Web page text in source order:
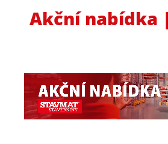
Akční nabídka